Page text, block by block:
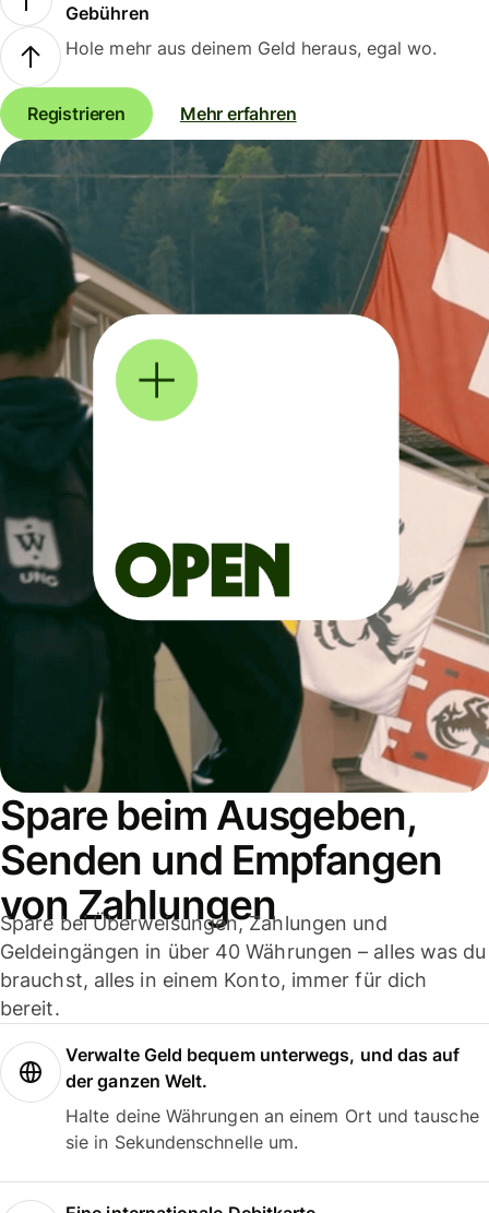
Gebühren
Hole mehr aus deinem Geld heraus, egal wo.
Registrieren Mehr erfahren
Spare beim Ausgeben,
Senden und Empfangen
von Zahlungen
Spare bei Überweisungen, Zahlungen und
Geldeingängen in über 40 Währungen – alles was du
brauchst, alles in einem Konto, immer für dich
bereit.
Verwalte Geld bequem unterwegs, und das auf
der ganzen Welt.
Halte deine Währungen an einem Ort und tausche
sie in Sekundenschnelle um.